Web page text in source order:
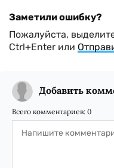
Заметили ошибку?
Пожалуйста,
Ctrl+Enter или
Добавить
Всего комментариев: 0